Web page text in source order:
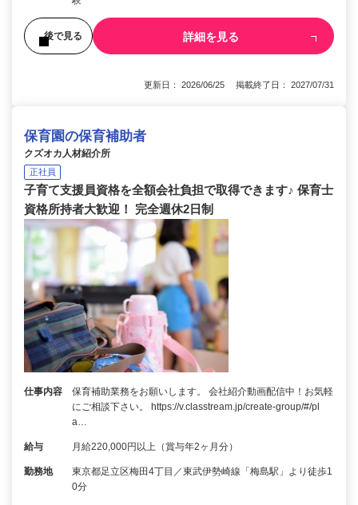
後で見る 詳細を見る
更新日： 2026/06/25 掲載終了日： 2027/07/31
保育園の保育補助者
クズオカ人材紹介所
正社員
子育て支援員資格を全額会社負担で取得できます♪ 保育士
資格所持者大歓迎！ 完全週休2日制
仕事内容
保育補助業務をお願いします。 会社紹介動画配信中！お気軽
にご相談下さい。 https://v.classtream.jp/create-group/#/pl
a…
給与 月給220,000円以上（賞与年2ヶ月分）
勤務地
東京都足立区梅田4丁目／東武伊勢崎線「梅島駅」より徒歩1
0分